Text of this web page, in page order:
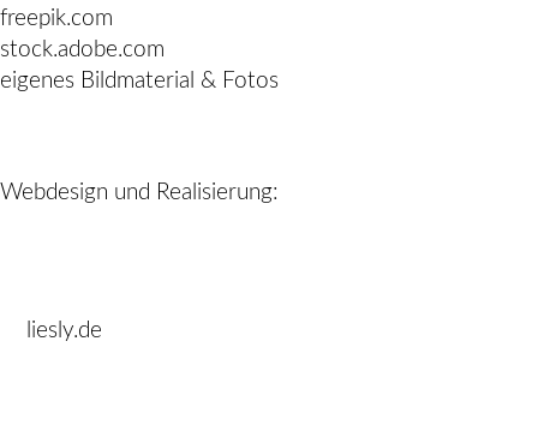
freepik.com
stock.adobe.com
eigenes Bildmaterial & Fotos
Webdesign und Realisierung:
liesly.de